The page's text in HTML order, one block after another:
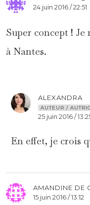
24 juin 2016 / 22:51
Super concept ! Je
à Nantes.
ALEXANDRA
AUTEUR /
25 juin 2016 /
En effet, je crois
AMANDINE DE
15 juin 2016 / 13:12